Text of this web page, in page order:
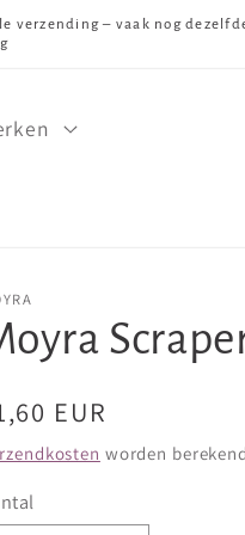
verzending – vaak nog
EUR
worden